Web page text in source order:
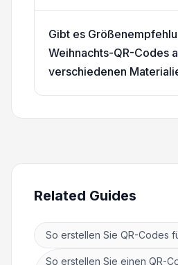
Gibt es
Weihnachts-QR-Codes
verschiedenen
Related Guides
So erstellen Sie QR-Codes
So erstellen Sie einen QR-